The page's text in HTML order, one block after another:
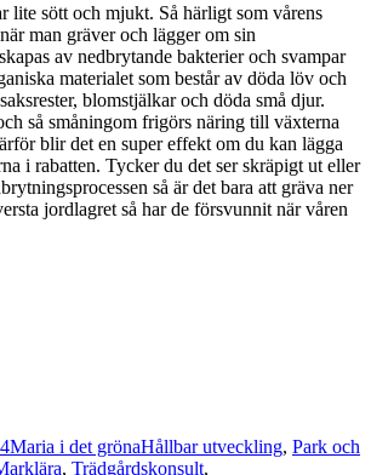
lite sött och mjukt. Så härligt som vårens
man gräver och lägger om sin
av nedbrytande bakterier och svampar
materialet som består av döda löv och
blomstjälkar och döda små djur.
så småningom frigörs näring till växterna
blir det en super effekt om du kan lägga
i rabatten. Tycker du det ser skräpigt ut eller
så är det bara att gräva ner
jordlagret så har de försvunnit när våren
Författare
Maria i det grönaKategorier
Hållbar utveckling, Park och
, Trädgårdskonsult,